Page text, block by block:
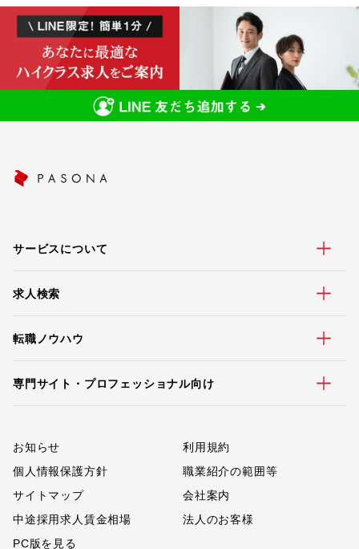
サービスについて
求人検索
転職ノウハウ
専門サイト・プロフェッショナル向け
お知らせ
利用規約
個人情報保護方針
職業紹介の範囲等
サイトマップ
会社案内
中途採用求人賃金相場
法人のお客様
PC版を見る